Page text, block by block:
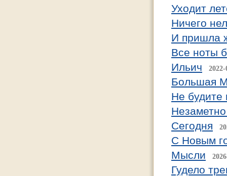
Уходит
Ничего
И пришла
Все ноты
Ильич
Большая
Не будите
Сегодня
С Новым
Мысли
Гудело